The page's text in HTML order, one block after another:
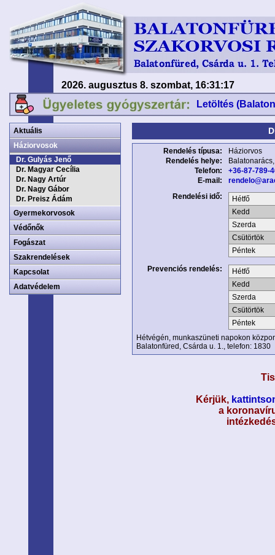
2026. augusztus 8. szombat, 16:31:17
Letöltés
Aktuális
Háziorvosok
Dr. Gulyás Jenő
Dr. Magyar Cecília
Dr. Nagy Artúr
Dr. Nagy Gábor
Dr. Preisz Ádám
Gyermekorvosok
Védőnők
Fogászat
Szakrendelések
Kapcsolat
Adatvédelem
Rendelés típusa:
Háziorvos
Rendelés helye:
Telefon:
+36-87-789-
E-mail:
Rendelési idő:
Hétfő
Kedd
Szerda
Csütörtök
Péntek
Prevenciós rendelés:
Hétfő
Kedd
Szerda
Csütörtök
Péntek
Hétvégén, munkaszüneti napokon
Balatonfüred, Csárda u. 1., telefon: 1830
Kérjük,
a